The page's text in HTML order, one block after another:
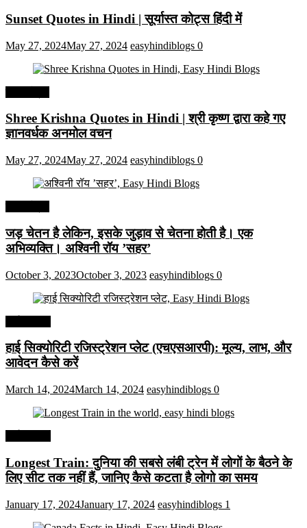
Sunset Quotes in Hindi | सूर्यास्त कोट्स हिंदी में
May 27, 2024May 27, 2024 easyhindiblogs 0
Shree Krishna Quotes in Hindi | श्री कृष्ण द्वारा कहे गए
ज्ञानवर्धक अनमोल वचन
May 27, 2024May 27, 2024 easyhindiblogs 0
जड़ चेतन है लेकिन, इसके जुड़ाव से चेतना होती है। एक
अभिव्यक्ति। अश्विनी रॉय ’सहर’
October 3, 2023October 3, 2023 easyhindiblogs 0
हाई सिक्योरिटी रजिस्ट्रेशन प्लेट (एचएसआरपी): मूल्य, लाभ, और
आवेदन कैसे करें
March 14, 2024March 14, 2024 easyhindiblogs 0
Longest Train: दुनिया की सबसे लंबी ट्रेन में लोगों के बैठने के
लिए सीट तक ​​नहीं हैं, जानिए कैसे कटता है लोगो का समय
January 17, 2024January 17, 2024 easyhindiblogs 1